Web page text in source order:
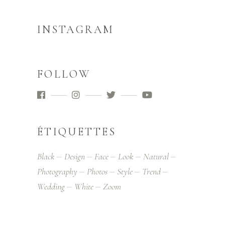
INSTAGRAM
FOLLOW
ÉTIQUETTES
Black Design Face Look
Natural
Photography
Photos Style
Trend
Wedding
White Zoom